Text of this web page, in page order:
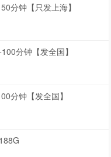
分钟【只发上海】
分钟【发全国】
分钟【发全国】